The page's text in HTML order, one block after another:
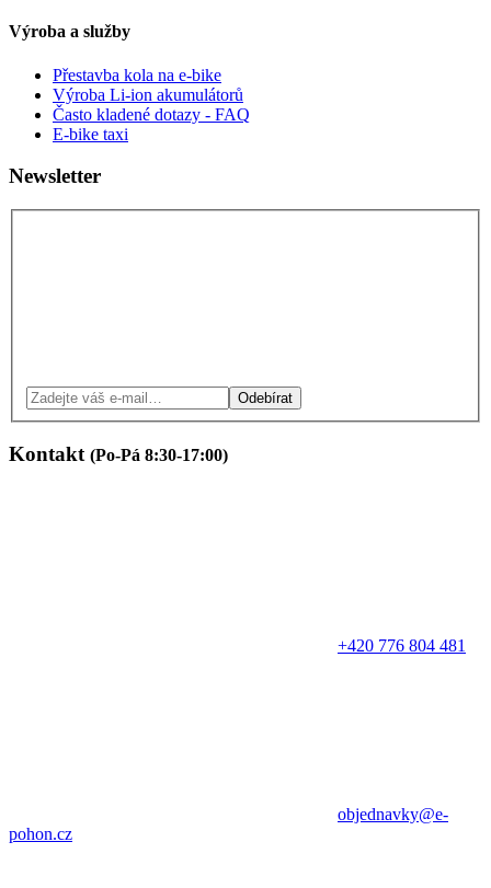
Výroba a služby
Přestavba kola na e-bike
Výroba Li-ion akumulátorů
Často kladené dotazy - FAQ
E-bike taxi
Newsletter
Odebírat
Kontakt (Po-Pá 8:30-17:00)
+420 776 804 481
objednavky@e-
pohon.cz